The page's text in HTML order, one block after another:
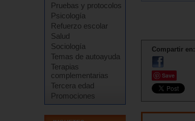
Pruebas y protocolos
Psicología
Refuerzo escolar
Salud
Sociología
Temas de autoayuda
Terapias
complementarias
Tercera edad
Promociones
Compartir en:
Save